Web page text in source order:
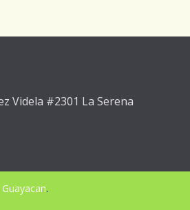
Videla #2301 La Serena
.